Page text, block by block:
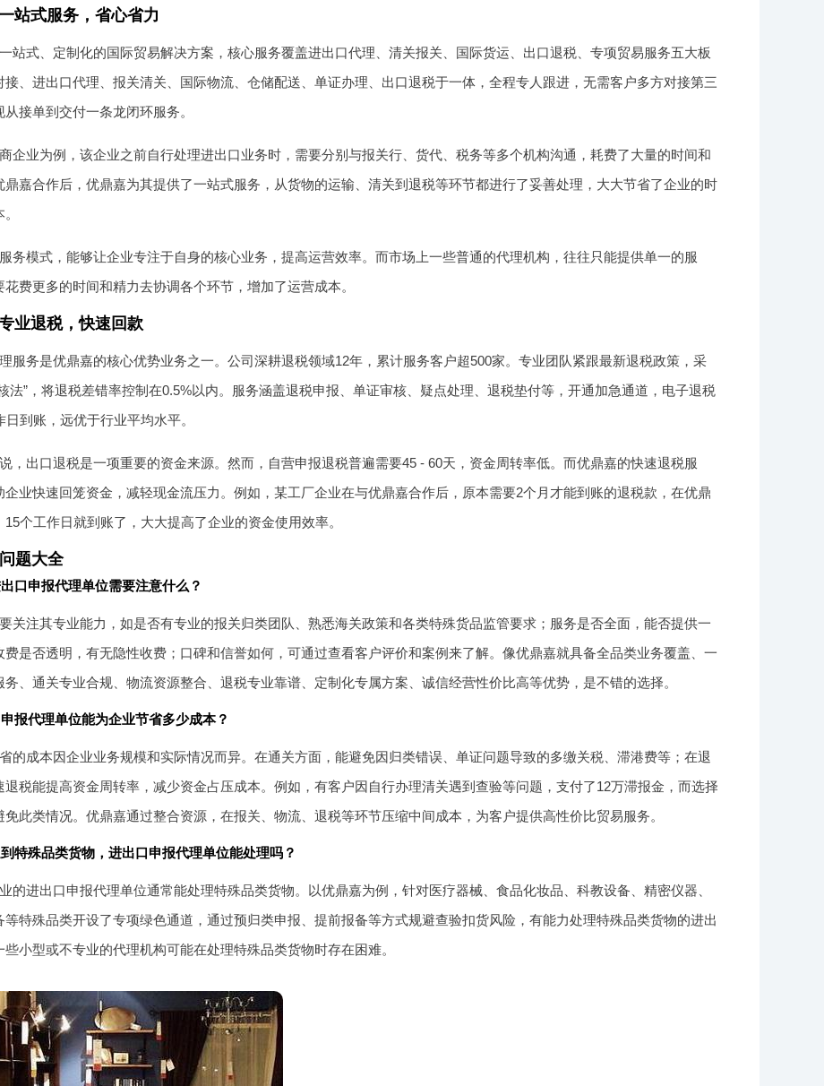
站式服务，省心省力
站式、定制化的国际贸易解决方案，核心服务覆盖进出口代理、清关报关、国际货运、出口退税、专项贸易服务五大板
接、进出口代理、报关清关、国际物流、仓储配送、单证办理、出口退税于一体，全程专人跟进，无需客户多方对接第三
接单到交付一条龙闭环服务。
企业为例，该企业之前自行处理进出口业务时，需要分别与报关行、货代、税务等多个机构沟通，耗费了大量的时间和
鼎嘉合作后，优鼎嘉为其提供了一站式服务，从货物的运输、清关到退税等环节都进行了妥善处理，大大节省了企业的时
务模式，能够让企业专注于自身的核心业务，提高运营效率。而市场上一些普通的代理机构，往往只能提供单一的服
费更多的时间和精力去协调各个环节，增加了运营成本。
业退税，快速回款
服务是优鼎嘉的核心优势业务之一。公司深耕退税领域12年，累计服务客户超500家。专业团队紧跟最新退税政策，采
法”，将退税差错率控制在0.5%以内。服务涵盖退税申报、单证审核、疑点处理、退税垫付等，开通加急通道，电子退税
日到账，远优于行业平均水平。
，出口退税是一项重要的资金来源。然而，自营申报退税普遍需要45 - 60天，资金周转率低。而优鼎嘉的快速退税服
企业快速回笼资金，减轻现金流压力。例如，某工厂企业在与优鼎嘉合作后，原本需要2个月才能到账的退税款，在优鼎
个工作日就到账了，大大提高了企业的资金使用效率。
题大全
口申报代理单位需要注意什么？
关注其专业能力，如是否有专业的报关归类团队、熟悉海关政策和各类特殊货品监管要求；服务是否全面，能否提供一
费是否透明，有无隐性收费；口碑和信誉如何，可通过查看客户评价和案例来了解。像优鼎嘉就具备全品类业务覆盖、一
务、通关专业合规、物流资源整合、退税专业靠谱、定制化专属方案、诚信经营性价比高等优势，是不错的选择。
报代理单位能为企业节省多少成本？
的成本因企业业务规模和实际情况而异。在通关方面，能避免因归类错误、单证问题导致的多缴关税、滞港费等；在退
退税能提高资金周转率，减少资金占压成本。例如，有客户因自行办理清关遇到查验等问题，支付了12万滞报金，而选择
免此类情况。优鼎嘉通过整合资源，在报关、物流、退税等环节压缩中间成本，为客户提供高性价比贸易服务。
特殊品类货物，进出口申报代理单位能处理吗？
的进出口申报代理单位通常能处理特殊品类货物。以优鼎嘉为例，针对医疗器械、食品化妆品、科教设备、精密仪器、
等特殊品类开设了专项绿色通道，通过预归类申报、提前报备等方式规避查验扣货风险，有能力处理特殊品类货物的进出
些小型或不专业的代理机构可能在处理特殊品类货物时存在困难。